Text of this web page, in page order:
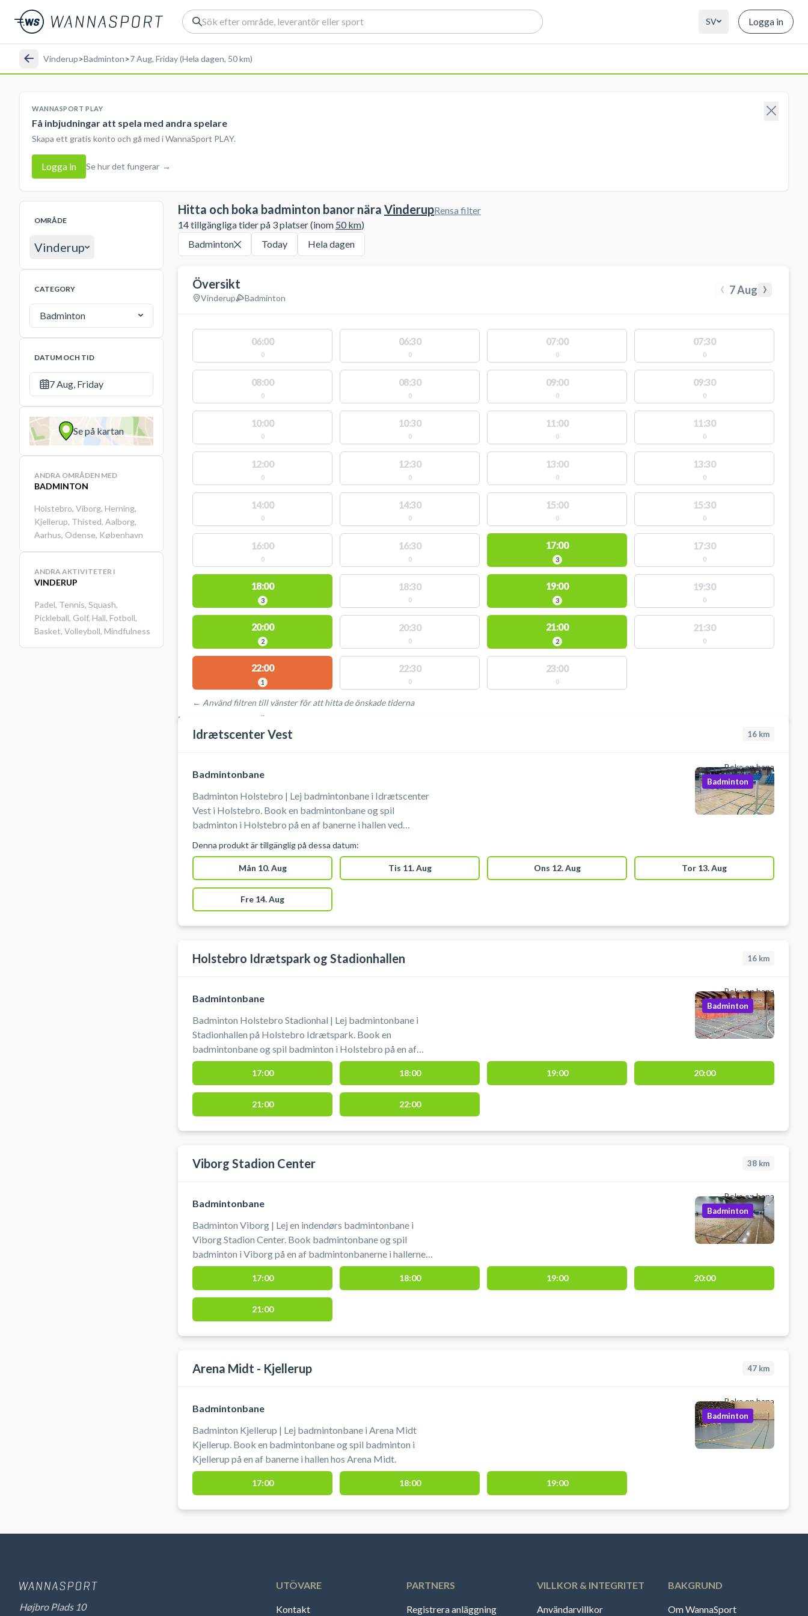
SV Logga in
Vinderup>Badminton>7 Aug, Friday (Hela dagen, 50 km)
WANNASPORT PLAY
Få inbjudningar att spela med andra spelare
Skapa ett gratis konto och gå med i WannaSport PLAY.
Logga in Se hur det fungerar →
OMRÅDE
Vinderup
CATEGORY
Badminton
DATUM OCH TID
7 Aug, Friday
Se på kartan
ANDRA OMRÅDEN MED
BADMINTON
Holstebro, Viborg, Herning,
Kjellerup, Thisted, Aalborg,
Aarhus, Odense, København
ANDRA AKTIVITETER I
VINDERUP
Padel, Tennis, Squash,
Pickleball, Golf, Hall, Fotboll,
Basket, Volleyboll, Mindfulness
Hitta och boka badminton banor nära Vinderup
14 tillgängliga tider på 3 platser (inom 50km)
Rensa filter
Badminton Today Hela dagen
Översikt
Vinderup Badminton ‹ 7 Aug ›
06:00
0
06:30
0
07:00
0
07:30
0
08:00
0
08:30
0
09:00
0
09:30
0
10:00
0
10:30
0
11:00
0
11:30
0
12:00
0
12:30
0
13:00
0
13:30
0
14:00
0
14:30
0
15:00
0
15:30
0
16:00
0
16:30
0
17:00
3
17:30
0
18:00
3
18:30
0
19:00
3
19:30
0
20:00
2
20:30
0
21:00
2
21:30
0
22:00
1
22:30
0
23:00
0
← Använd filtren till vänster för att hitta de önskade tiderna
PLATSER MED TILLGÄNGLIGA AKTIVITETER
Idrætscenter Vest 16 km
Boka en bana
Badmintonbane
Badminton Holstebro | Lej badmintonbane i Idrætscenter
Vest i Holstebro. Book en badmintonbane og spil
badminton i Holstebro på en af banerne i hallen ved
Badminton
Denna produkt är tillgänglig på dessa datum:
Mån 10. Aug Tis 11. Aug Ons 12. Aug Tor 13. Aug
Fre 14. Aug
Holstebro Idrætspark og Stadionhallen 16 km
Boka en bana
Badmintonbane
Badminton Holstebro Stadionhal | Lej badmintonbane i
Stadionhallen på Holstebro Idrætspark. Book en
badmintonbane og spil badminton i Holstebro på en af
banerne i stadionhallen ved Holstebro Idrætspark.
Badminton
17:00 18:00 19:00 20:00
21:00 22:00
Viborg Stadion Center 38 km
Boka en bana
Badmintonbane
Badminton Viborg | Lej en indendørs badmintonbane i
Viborg Stadion Center. Book badmintonbane og spil
badminton i Viborg på en af badmintonbanerne i hallerne
ved Viborg Stadion Center. Medbring selv badminton
ketcher og bolde. Gratis parkering findes ved hallen.
Badminton
17:00 18:00 19:00 20:00
21:00
Arena Midt - Kjellerup 47 km
Boka en bana
Badmintonbane
Badminton Kjellerup | Lej badmintonbane i Arena Midt
Kjellerup. Book en badmintonbane og spil badminton i
Kjellerup på en af banerne i hallen hos Arena Midt.
Badminton
17:00 18:00 19:00
Højbro Plads 10
UTÖVARE
Kontakt
PARTNERS
Registrera anläggning
VILLKOR & INTEGRITET
Användarvillkor
BAKGRUND
Om WannaSport